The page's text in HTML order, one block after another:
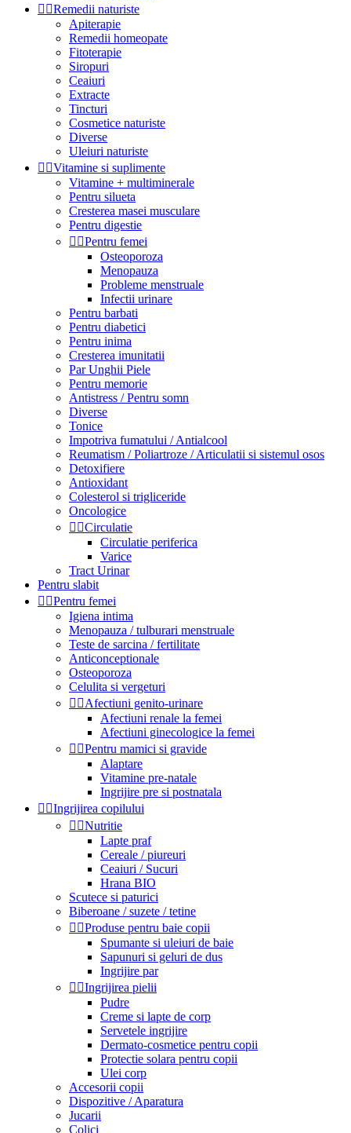
 Remedii naturiste
Apiterapie
Remedii homeopate
Fitoterapie
Siropuri
Ceaiuri
Extracte
Tincturi
Cosmetice naturiste
Diverse
Uleiuri naturiste
 Vitamine si suplimente
Vitamine + multiminerale
Pentru silueta
Cresterea masei musculare
Pentru digestie
 Pentru femei
Osteoporoza
Menopauza
Probleme menstruale
Infectii urinare
Pentru barbati
Pentru diabetici
Pentru inima
Cresterea imunitatii
Par Unghii Piele
Pentru memorie
Antistress / Pentru somn
Diverse
Tonice
Impotriva fumatului / Antialcool
Reumatism / Poliartroze / Articulatii si sistemul osos
Detoxifiere
Antioxidant
Colesterol si trigliceride
Oncologice
 Circulatie
Circulatie periferica
Varice
Tract Urinar
Pentru slabit
 Pentru femei
Igiena intima
Menopauza / tulburari menstruale
Teste de sarcina / fertilitate
Anticonceptionale
Osteoporoza
Celulita si vergeturi
 Afectiuni genito-urinare
Afectiuni renale la femei
Afectiuni ginecologice la femei
 Pentru mamici si gravide
Alaptare
Vitamine pre-natale
Ingrijire pre si postnatala
 Ingrijirea copilului
 Nutritie
Lapte praf
Cereale / piureuri
Ceaiuri / Sucuri
Hrana BIO
Scutece si paturici
Biberoane / suzete / tetine
 Produse pentru baie copii
Spumante si uleiuri de baie
Sapunuri si geluri de dus
Ingrijire par
 Ingrijirea pielii
Pudre
Creme si lapte de corp
Servetele ingrijire
Dermato-cosmetice pentru copii
Protectie solara pentru copii
Ulei corp
Accesorii copii
Dispozitive / Aparatura
Jucarii
Colici